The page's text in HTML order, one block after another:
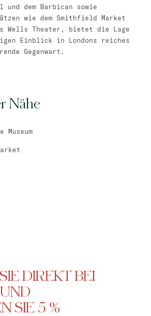
und dem Barbican sowie
wie dem Smithfield Market
Wells Theater, bietet die Lage
Einblick in Londons reiches
Gegenwart.
Nähe
DIREKT BEI
SIE 5 %